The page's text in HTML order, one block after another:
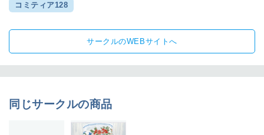
コミティア128
サークルのWEBサイトへ
同じサークルの商品